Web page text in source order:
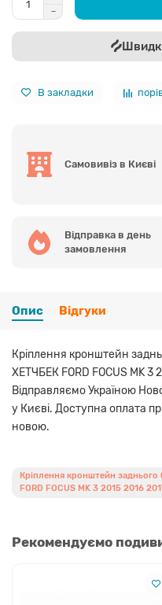
В закладки
Самовивіз в Києві
Відправка в день
замовлення
Опис Відгуки
Кріплення кронштейн
ХЕТЧБЕК FORD FOCUS MK 3
Відправляємо Україною
у Києві. Доступна оплата
новою.
Кріплення кронштейн
FORD FOCUS MK 3 2015 2016
Рекомендуємо